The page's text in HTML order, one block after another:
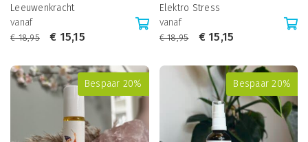
Leeuwenkracht
vanaf
€18,95 € 15,15
Elektro Stress
vanaf
€18,95 €15,15
Bespaar 20% Bespaar 20%